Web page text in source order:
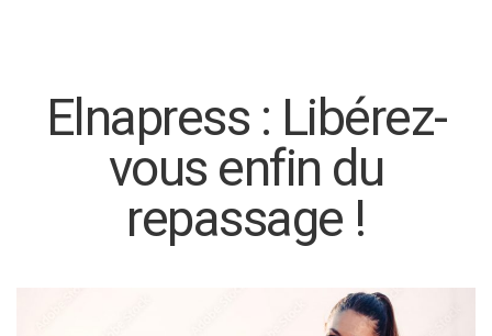
Elnapress : Libérez-
vous enfin du
repassage !